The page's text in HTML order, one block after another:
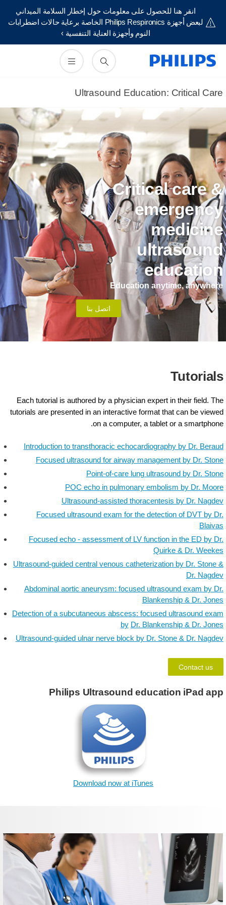
انقر هنا للحصول على معلومات حول إخطار السلامة الميداني
لبعض أجهزة Philips Respironics الخاصة برعاية حالات اضطرابات
النوم وأجهزة العناية التنفسية ›
Ultrasound Education: Critical
Critical care
Education anytime,
اتصل بنا
Each tutorial is authored by a physician expert in their field.
tutorials are presented in an interactive format that can be
on a computer, a tablet or a
Introduction to transthoracic echocardiography by Dr.
Focused ultrasound for airway management by Dr.
Point-of-care lung ultrasound by Dr.
POC echo in pulmonary embolism by Dr.
Ultrasound-assisted thoracentesis by Dr.
Focused ultrasound exam for the detection of DVT by
Focused echo - assessment of LV function in the ED by
Quirke & Dr.
Ultrasound-guided central venous catheterization by Dr. Stone
Dr.
Abdominal aortic aneurysm: focused ultrasound exam by
Blankenship & Dr.
Detection of a subcutaneous abscess: focused ultrasound
by Dr. Blankenship & Dr.
Ultrasound-guided ulnar nerve block by Dr. Stone & Dr.
Contact us
Philips Ultrasound education iPad
Download now at iTunes